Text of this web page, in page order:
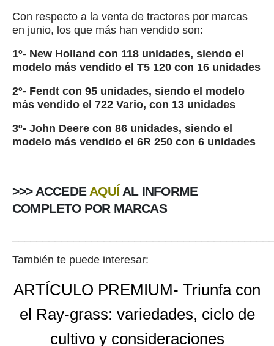
Con respecto a la venta de tractores por marcas
en junio, los que más han vendido son:
1º- New Holland con 118 unidades, siendo el
modelo más vendido el T5 120 con 16 unidades
2º- Fendt con 95 unidades, siendo el modelo
más vendido el 722 Vario, con 13 unidades
3º- John Deere con 86 unidades, siendo el
modelo más vendido el 6R 250 con 6 unidades
>>> ACCEDEAQUÍ AL INFORME
COMPLETO POR MARCAS
También te puede interesar:
ARTÍCULO PREMIUM- Triunfa con
el Ray-grass: variedades, ciclo de
cultivo y consideraciones